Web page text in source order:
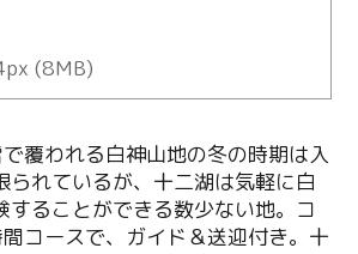
(8MB)
覆われる白神山地の冬の時期は入
られているが、十二湖は気軽に白
することができる数少ない地。コ
コースで、ガイド＆送迎付き。十